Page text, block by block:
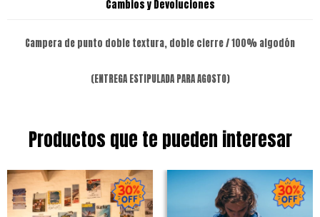
Cambios y Devoluciones
Campera de punto doble textura, doble cierre / 100% algodón
(ENTREGA ESTIPULADA PARA AGOSTO)
Productos que te pueden interesar